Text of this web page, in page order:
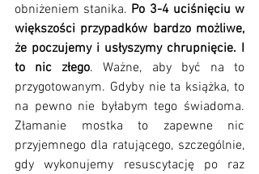
obniżeniem stanika. Po 3-4 uciśnięciu w
większości przypadków bardzo możliwe,
że poczujemy i usłyszymy chrupnięcie. I
to nic złego. Ważne, aby być na to
przygotowanym. Gdyby nie ta książka, to
na pewno nie byłabym tego świadoma.
Złamanie mostka to zapewne nic
przyjemnego dla ratującego, szczególnie,
gdy wykonujemy resuscytację po raz